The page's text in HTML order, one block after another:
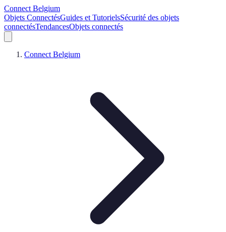
Connect Belgium
Objets ConnectésGuides et TutorielsSécurité des objets
connectésTendancesObjets connectés
Connect Belgium